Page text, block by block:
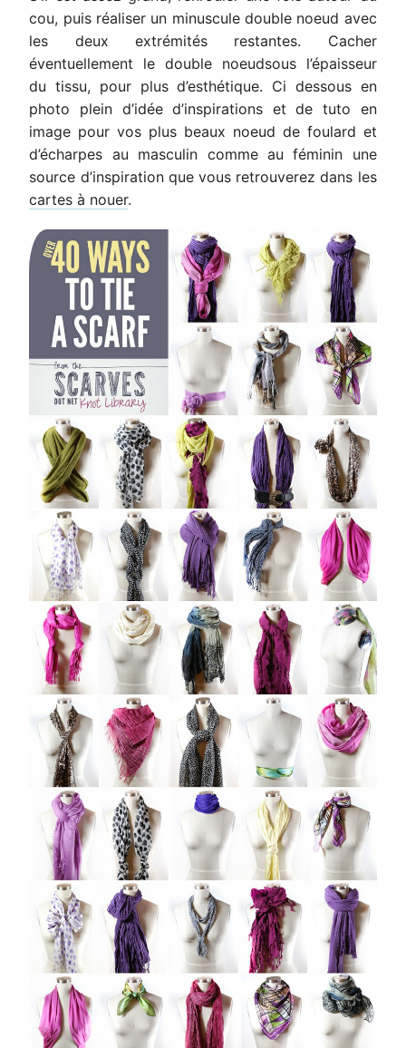
cou, puis réaliser un minuscule double noeud avec
les deux extrémités restantes. Cacher
éventuellement le double noeudsous l’épaisseur
du tissu, pour plus d’esthétique. Ci dessous en
photo plein d’idée d’inspirations et de tuto en
image pour vos plus beaux noeud de foulard et
d’écharpes au masculin comme au féminin une
source d’inspiration que vous retrouverez dans les
cartes à nouer.